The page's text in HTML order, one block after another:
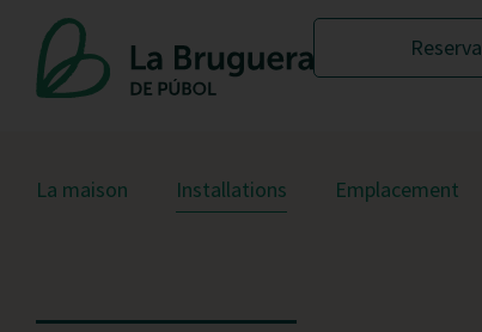
Reserva
La maison Installations Emplacement